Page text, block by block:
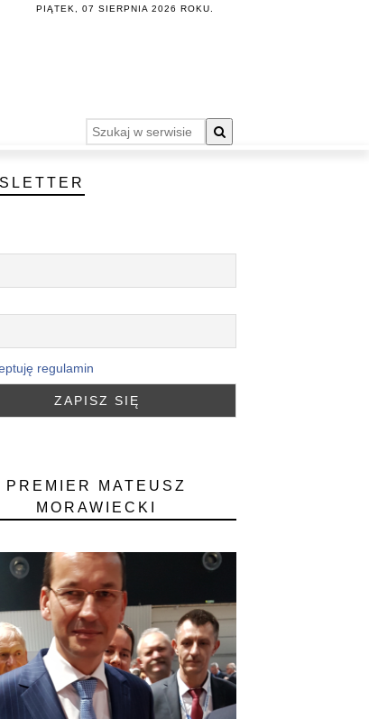
PIĄTEK, 07 SIERPNIA 2026 ROKU.
regulamin
PREMIER MATEUSZ
MORAWIECKI